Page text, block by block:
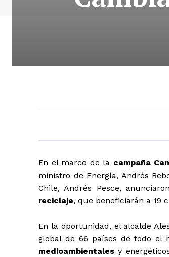
En el marco de la campaña
ministro de Energía, Andrés
Chile, Andrés Pesce,
reciclaje, que beneficiarán a 19
En la oportunidad, el alcalde
global de 66 países de todo el
medioambientales y